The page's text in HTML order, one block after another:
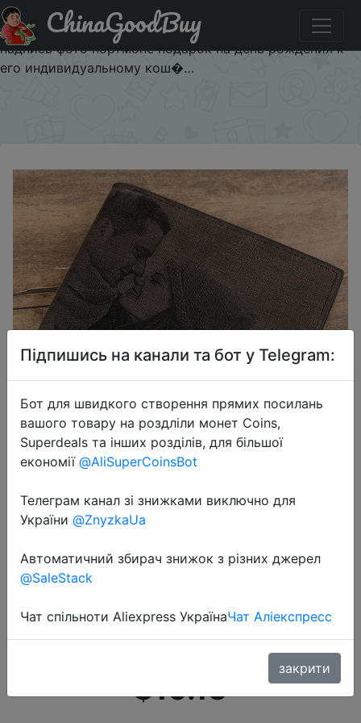
Паридбати з промокодом $1/2 Custom гравировка
кошелька мужская двусторонняя нестандартная
надпись фото портмоне подарок на день рождения к
его индивидуальному кош�…
ChinaGoodBuy
2020-10-13
Custom гравировка кошелька
нестандартная надпись фото
портмоне подарок на день
рождения к его индивидуальному
кош�…
$10.13
Підпишись на канали та бот у Telegram:
Бот для швидкого створення прямих посилань
вашого товару на роздліли монет Coins,
Superdeals та інших розділів, для більшої
економії @AliSuperCoinsBot
Телеграм канал зі знижками виключно для
України @ZnyzkaUa
Автоматичний збирач знижок з різних джерел
@SaleStack
Чат спільноти Aliexpress УкраїнаЧат Аліекспресс
закрити